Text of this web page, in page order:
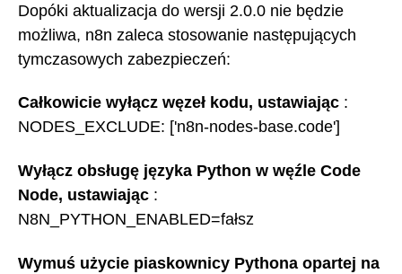
Dopóki aktualizacja do wersji 2.0.0 nie będzie
możliwa, n8n zaleca stosowanie następujących
tymczasowych zabezpieczeń:
Całkowicie wyłącz węzeł kodu, ustawiając :
NODES_EXCLUDE: ['n8n-nodes-base.code']
Wyłącz obsługę języka Python w węźle Code
Node, ustawiając :
N8N_PYTHON_ENABLED=fałsz
Wymuś użycie piaskownicy Pythona opartej na